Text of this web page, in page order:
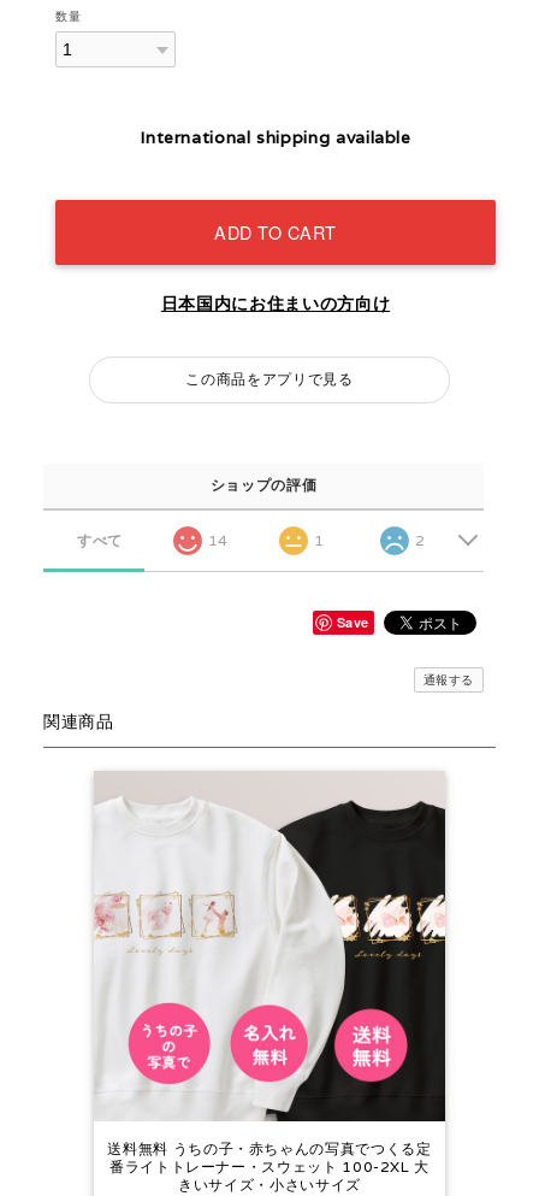
数量
International shipping available
ADD TO CART
日本国内にお住まいの方向け
この商品をアプリで見る
ショップの評価
すべて 14 1 2
Save
通報する
関連商品
送料無料 うちの子・赤ちゃんの写真でつくる定
番ライトトレーナー・スウェット 100-2XL 大
きいサイズ・小さいサイズ